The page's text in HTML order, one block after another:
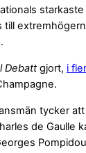
till
Debattgjort, i
tycker
de Gaulle